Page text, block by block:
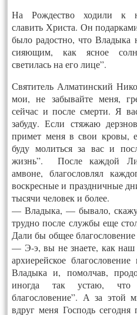
На Рождество ходили к
славить Христа. Он
было радостно, что
сияющим, как ясное
светилась на его лице”.
Святитель Алматинский
мои, не забывайте меня,
сейчас и после смерти. Я
забуду. Если стяжаю
примет меня в свои кровы,
буду молиться за вас и
жизнь”. После каждой
амвоне, благословлял
воскресные и праздничные
тысячи человек и более.
— Владыка, — бывало,
трудно после службы еще
Дали бы общее
— Э-э, вы не знаете, как
архиерейское
Владыка и, помолчав,
иногда так устаю,
благословение”. А за этой
вдруг меня Господь